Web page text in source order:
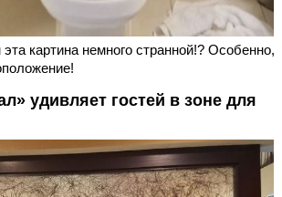
картина немного странной!? Особенно,
удивляет гостей в зоне для